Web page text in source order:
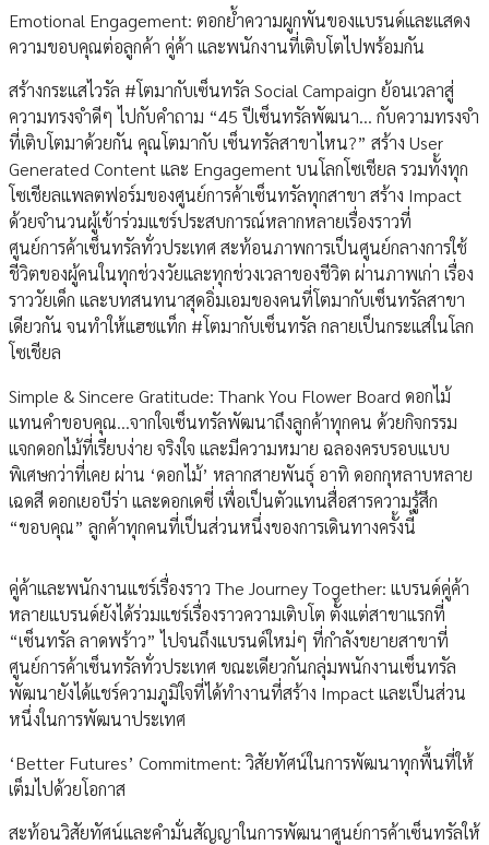
Emotional Engagement: ตอกย้ำความผูกพันของแบรนด์และแสดง
ความขอบคุณต่อลูกค้า คู่ค้า และพนักงานที่เติบโตไปพร้อมกัน
สร้างกระแสไวรัล #โตมากับเซ็นทรัล Social Campaign ย้อนเวลาสู่
ความทรงจำดีๆ ไปกับคำถาม “45 ปีเซ็นทรัลพัฒนา… กับความทรงจำ
ที่เติบโตมาด้วยกัน คุณโตมากับ เซ็นทรัลสาขาไหน?” สร้าง User
Generated Content และ Engagement บนโลกโซเชียล รวมทั้งทุก
โซเชียลแพลตฟอร์มของศูนย์การค้าเซ็นทรัลทุกสาขา สร้าง Impact
ด้วยจำนวนผู้เข้าร่วมแชร์ประสบการณ์หลากหลายเรื่องราวที่
ศูนย์การค้าเซ็นทรัลทั่วประเทศ สะท้อนภาพการเป็นศูนย์กลางการใช้
ชีวิตของผู้คนในทุกช่วงวัยและทุกช่วงเวลาของชีวิต ผ่านภาพเก่า เรื่อง
ราววัยเด็ก และบทสนทนาสุดอิ่มเอมของคนที่โตมากับเซ็นทรัลสาขา
เดียวกัน จนทำให้แฮชแท็ก #โตมากับเซ็นทรัล กลายเป็นกระแสในโลก
โซเชียล
Simple & Sincere Gratitude: Thank You Flower Board ดอกไม้
แทนคำขอบคุณ...จากใจเซ็นทรัลพัฒนาถึงลูกค้าทุกคน ด้วยกิจกรรม
แจกดอกไม้ที่เรียบง่าย จริงใจ และมีความหมาย ฉลองครบรอบแบบ
พิเศษกว่าที่เคย ผ่าน ‘ดอกไม้’ หลากสายพันธุ์ อาทิ ดอกกุหลาบหลาย
เฉดสี ดอกเยอบีร่า และดอกเดซี่ เพื่อเป็นตัวแทนสื่อสารความรู้สึก
“ขอบคุณ” ลูกค้าทุกคนที่เป็นส่วนหนึ่งของการเดินทางครั้งนี้
คู่ค้าและพนักงานแชร์เรื่องราว The Journey Together: แบรนด์คู่ค้า
หลายแบรนด์ยังได้ร่วมแชร์เรื่องราวความเติบโต ตั้งแต่สาขาแรกที่
“เซ็นทรัล ลาดพร้าว” ไปจนถึงแบรนด์ใหม่ๆ ที่กำลังขยายสาขาที่
ศูนย์การค้าเซ็นทรัลทั่วประเทศ ขณะเดียวกันกลุ่มพนักงานเซ็นทรัล
พัฒนายังได้แชร์ความภูมิใจที่ได้ทำงานที่สร้าง Impact และเป็นส่วน
หนึ่งในการพัฒนาประเทศ
‘Better Futures’ Commitment: วิสัยทัศน์ในการพัฒนาทุกพื้นที่ให้
เต็มไปด้วยโอกาส
สะท้อนวิสัยทัศน์และคำมั่นสัญญาในการพัฒนาศูนย์การค้าเซ็นทรัลให้